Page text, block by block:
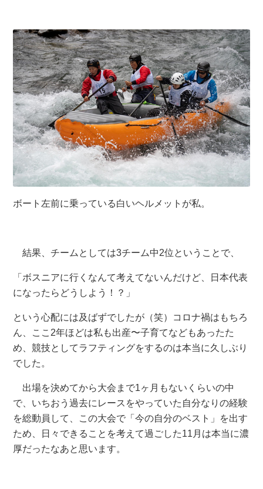
ボート左前に乗っている白いヘルメットが私。
結果、チームとしては3チーム中2位ということで、
「ボスニアに行くなんて考えてないんだけど、日本代表
になったらどうしよう！？」
という心配には及ばずでしたが（笑）コロナ禍はもちろ
ん、ここ2年ほどは私も出産〜子育てなどもあったた
め、競技としてラフティングをするのは本当に久しぶり
でした。
出場を決めてから大会まで1ヶ月もないくらいの中
で、いちおう過去にレースをやっていた自分なりの経験
を総動員して、この大会で「今の自分のベスト」を出す
ため、日々できることを考えて過ごした11月は本当に濃
厚だったなあと思います。